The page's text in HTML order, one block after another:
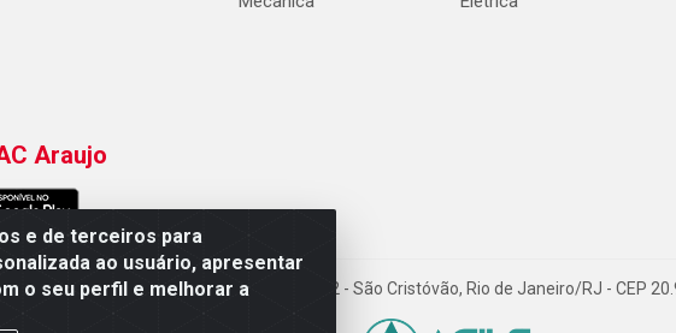
e de terceiros para
ao usuário, apresentar
o seu perfil e melhorar a
Araujo
Distribuidora - Rua Carneiro de Campos, 42 - São Cristóvão, Rio de Janeiro/RJ - CEP